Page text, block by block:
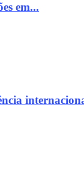
em...